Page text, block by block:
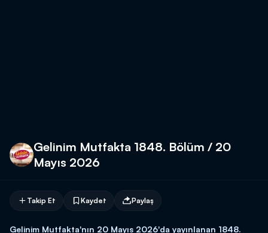
Gelinim Mutfakta 1848. Bölüm / 20
Mayıs 2026
Takip Et Kaydet Paylaş
Gelinim Mutfakta'nın 20 Mayıs 2026'da yayınlanan 1848.